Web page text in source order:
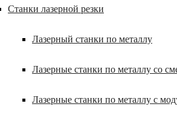
Станки лазерной резки
Лазерный станки по металлу
Лазерные станки по металлу со
Лазерные станки по металлу с